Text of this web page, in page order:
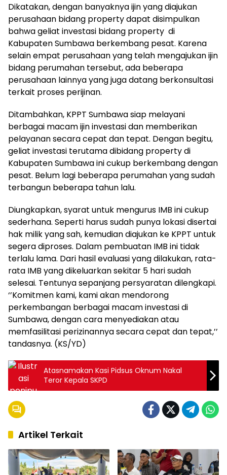
Dikatakan, dengan banyaknya ijin yang diajukan
perusahaan bidang property dapat disimpulkan
bahwa geliat investasi bidang property di
Kabupaten Sumbawa berkembang pesat. Karena
selain empat perusahaan yang telah mengajukan ijin
bidang perumahan tersebut, ada beberapa
perusahaan lainnya yang juga datang berkonsultasi
terkait proses perijinan.
Ditambahkan, KPPT Sumbawa siap melayani
berbagai macam ijin investasi dan memberikan
pelayanan secara cepat dan tepat. Dengan begitu,
geliat investasi terutama dibidang property di
Kabupaten Sumbawa ini cukup berkembang dengan
pesat. Belum lagi beberapa perumahan yang sudah
terbangun beberapa tahun lalu.
Diungkapkan, syarat untuk mengurus IMB ini cukup
sederhana. Seperti harus sudah punya lokasi disertai
hak milik yang sah, kemudian diajukan ke KPPT untuk
segera diproses. Dalam pembuatan IMB ini tidak
terlalu lama. Dari hasil evaluasi yang dilakukan, rata-
rata IMB yang dikeluarkan sekitar 5 hari sudah
selesai. Tentunya sepanjang persyaratan dilengkapi.
‘’Komitmen kami, kami akan mendorong
perkembangan berbagai macam investasi di
Sumbawa, dengan cara menyediakan atau
memfasilitasi perizinannya secara cepat dan tepat,’’
tandasnya. (KS/YD)
Atasnamakan Kasi Pidsus Oknum Nakal
Teror Kepala SKPD
Artikel Terkait